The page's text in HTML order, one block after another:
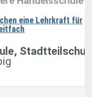
eine Lehrkraft für